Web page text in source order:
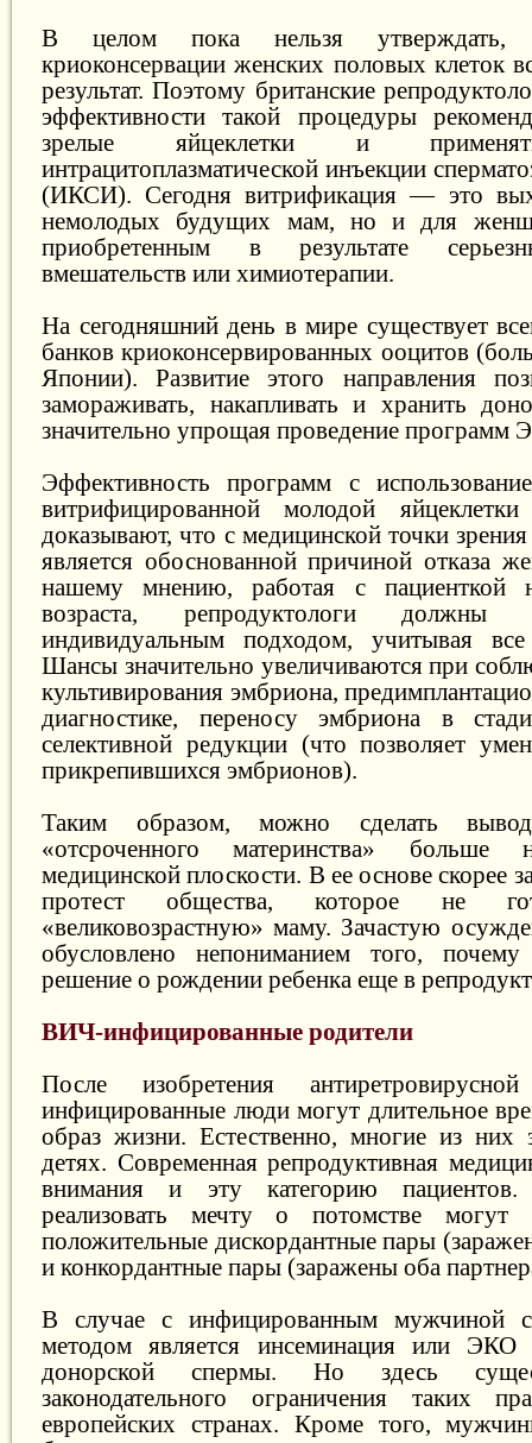
В целом пока нельзя утверждать,
криоконсервации женских половых клеток
результат. Поэтому британские
эффективности такой процедуры
зрелые яйцеклетки и
интрацитоплазматической инъекции
(ИКСИ). Сегодня витрификация — это
немолодых будущих мам, но и для
приобретенным в результате
вмешательств или химиотерапии.
На сегодняшний день в мире существует
банков криоконсервированных ооцитов
Японии). Развитие этого направления
замораживать, накапливать и хранить
значительно упрощая проведение программ
Эффективность программ с
витрифицированной молодой
доказывают, что с медицинской точки
является обоснованной причиной
нашему мнению, работая с пациенткой
возраста, репродуктологи должны
индивидуальным подходом, учитывая
Шансы значительно увеличиваются при
культивирования эмбриона,
диагностике, переносу эмбриона в
селективной редукции (что позволяет
прикрепившихся эмбрионов).
Таким образом, можно сделать
«отсроченного материнства»
медицинской плоскости. В ее основе скорее
протест общества, которое не
«великовозрастную» маму. Зачастую
обусловлено непониманием того,
решение о рождении ребенка еще в
ВИЧ-инфицированные родители
После изобретения
инфицированные люди могут длительное
образ жизни. Естественно, многие из них
детях. Современная репродуктивная
внимания и эту категорию
реализовать мечту о потомстве
положительные дискордантные пары
и конкордантные пары (заражены оба
В случае с инфицированным мужчиной
методом является инсеминация или ЭКО
донорской спермы. Но здесь
законодательного ограничения таких
европейских странах. Кроме того,